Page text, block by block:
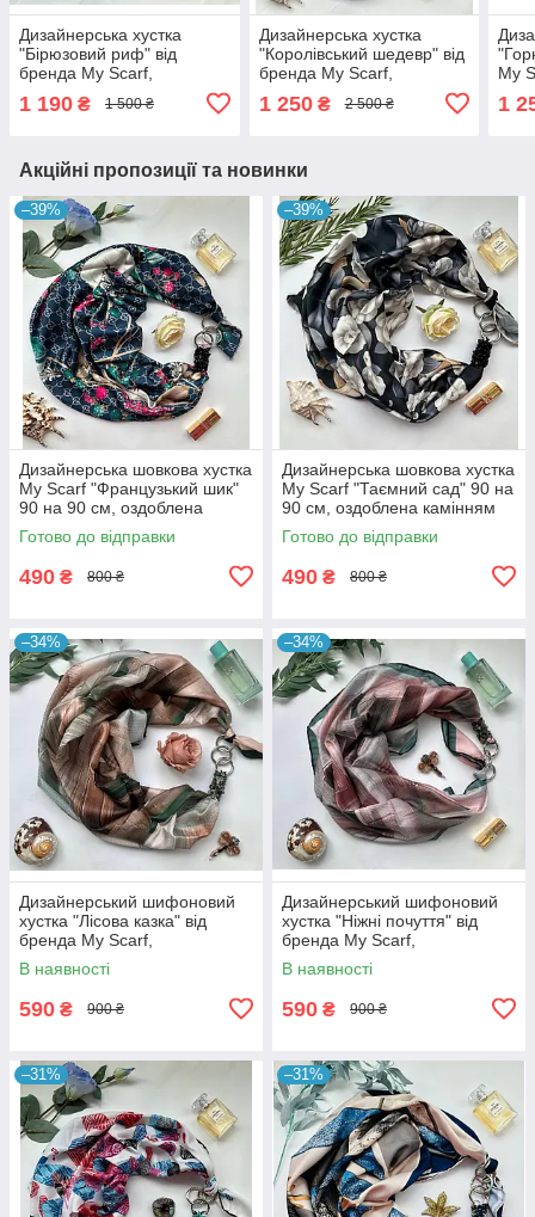
Дизайнерська хустка
"Бірюзовий риф" від
бренда My Scarf,
прикрашена натуральним
каменем бірюза
1 190 ₴ 1 500 ₴
Дизайнерська хустка
"Королівський шедевр" від
бренда My Scarf,
прикрашена натуральним
каменем
1 250₴ 2 500 ₴
My
1
Акційні пропозиції та новинки
–39%
Дизайнерська шовкова хустка
My Scarf "Французький шик"
90 на 90 см, оздоблена
камінням агат
Готово до відправки
490 ₴ 800 ₴
–39%
Дизайнерська шовкова хустка
My Scarf "Таємний сад" 90 на
90 см, оздоблена камінням
агат
Готово до відправки
490 ₴ 800 ₴
–34%
Дизайнерський шифоновий
хустка "Лісова казка" від
бренда My Scarf,
прикрашений натуральним
каменем яшма
В наявності
590 ₴ 900 ₴
–34%
Дизайнерський шифоновий
хустка "Ніжні почуття" від
бренда My Scarf,
прикрашений натуральним
каменем родоніт
В наявності
590 ₴ 900 ₴
–31% –31%